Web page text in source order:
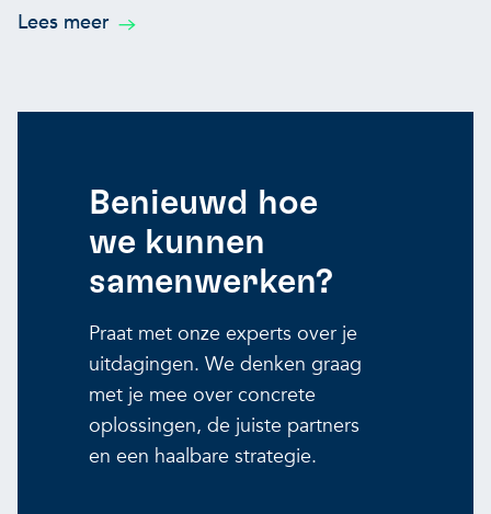
Lees meer
Benieuwd hoe
we kunnen
samenwerken?
Praat met onze experts over je
uitdagingen. We denken graag
met je mee over concrete
oplossingen, de juiste partners
en een haalbare strategie.